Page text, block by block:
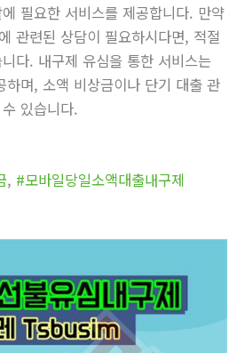
필요한 서비스를 제공합니다. 만약
에 관련된 상담이 필요하시다면, 적절
다. 내구제 유심을 통한 서비스는
하며, 소액 비상금이나 단기 대출 관
있습니다.
, #모바일당일소액대출내구제